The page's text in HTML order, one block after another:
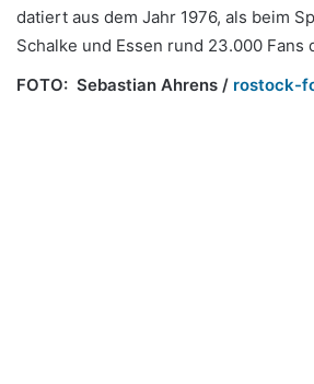
datiert aus dem Jahr 1976, als beim
Schalke und Essen rund 23.000 Fans
FOTO: Sebastian Ahrens / rostock-